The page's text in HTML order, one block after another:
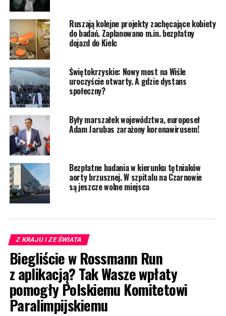
Ruszają kolejne projekty zachęcające kobiety
do badań. Zaplanowano m.in. bezpłatny
dojazd do Kielc
Świętokrzyskie: Nowy most na Wiśle
uroczyście otwarty. A gdzie dystans
społeczny?
Były marszałek województwa, europoseł
Adam Jarubas zarażony koronawirusem!
Bezpłatne badania w kierunku tętniaków
aorty brzusznej. W szpitalu na Czarnowie
są jeszcze wolne miejsca
Z KRAJU I ZE ŚWIATA
Biegliście w Rossmann Run
z aplikacją? Tak Wasze wpłaty
pomogły Polskiemu Komitetowi
Paralimpijskiemu